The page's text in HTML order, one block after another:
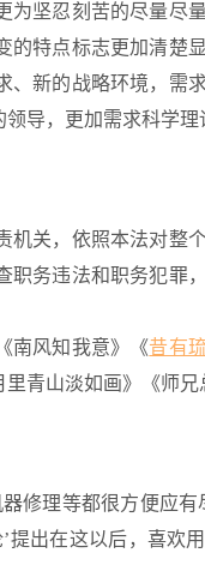
坚忍刻苦的尽量尽
特点标志更加清楚
新的战略环境，需
导，更加需求科学理
关，依照本法对整
务违法和职务犯罪
南风知我意》《昔有
里青山淡如画》《师
修理等都很方便应
提出在这以后，喜欢